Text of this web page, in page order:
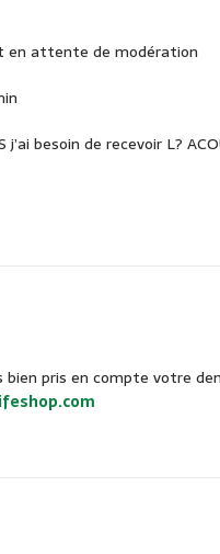
en attente de modération
j’ai besoin de recevoir L?
bien pris en compte votre